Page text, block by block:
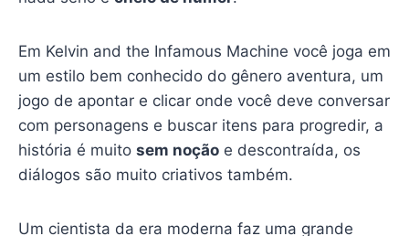
Em Kelvin and the Infamous Machine você joga em
um estilo bem conhecido do gênero aventura, um
jogo de apontar e clicar onde você deve conversar
com personagens e buscar itens para progredir, a
história é muito sem noçãoe descontraída, os
diálogos são muito criativos também.
Um cientista da era moderna faz uma grande